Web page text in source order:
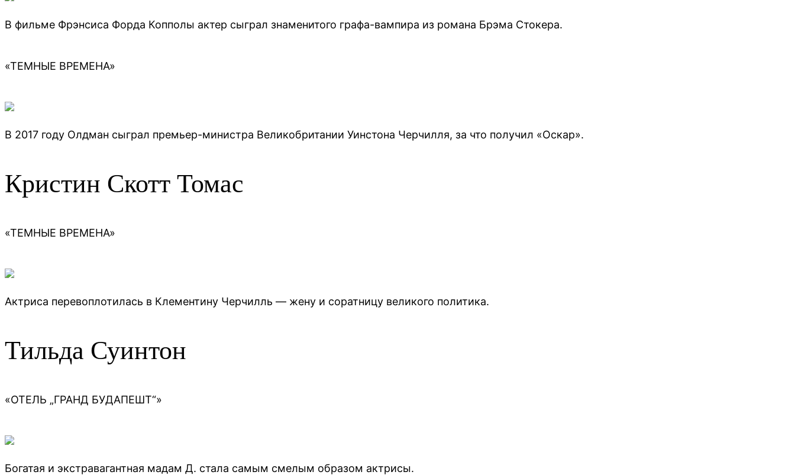
В фильме Фрэнсиса Форда Копполы актер сыграл знаменитого графа-вампира из романа Брэма Стокера.
«ТЕМНЫЕ ВРЕМЕНА»
В 2017 году Олдман сыграл премьер-министра Великобритании Уинстона Черчилля, за что получил «Оскар».
Кристин Скотт Томас
«ТЕМНЫЕ ВРЕМЕНА»
Актриса перевоплотилась в Клементину Черчилль — жену и соратницу великого политика.
Тильда Суинтон
«ОТЕЛЬ „ГРАНД БУДАПЕШТ“»
Богатая и экстравагантная мадам Д. стала самым смелым образом актрисы.